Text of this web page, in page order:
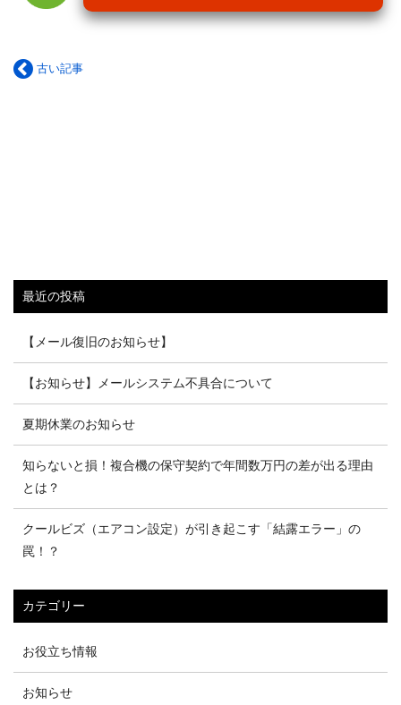
古い記事
最近の投稿
【メール復旧のお知らせ】
【お知らせ】メールシステム不具合について
夏期休業のお知らせ
知らないと損！複合機の保守契約で年間数万円の差が出る理由
とは？
クールビズ（エアコン設定）が引き起こす「結露エラー」の
罠！？
カテゴリー
お役立ち情報
お知らせ